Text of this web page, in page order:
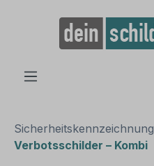
springen
Sicherheitskennzeichnung
Verbotsschilder – Kombi